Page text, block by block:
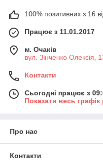
100% позитивних з 16
Працює з 11.01.2017
м. Очаків
вул. Зінченко Олексія,
Контакти
Сьогодні працює з
Показати весь графік
Про нас
Контакти